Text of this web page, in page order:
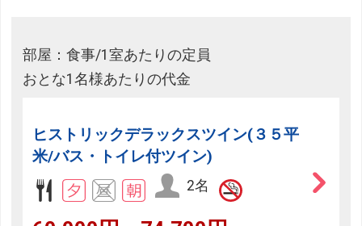
部屋：食事/1室あたりの定員
おとな1名様あたりの代金
ヒストリックデラックスツイン(３５平
米/バス・トイレ付ツイン)
2名